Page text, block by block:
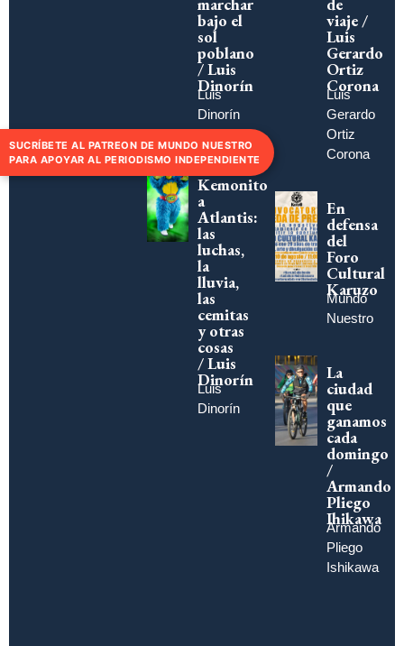
bajo el
sol
poblano
/ Luis
Dinorín
Luis
Dinorín
De
Kemonito
a
Atlantis:
las
luchas,
la
lluvia,
las
cemitas
y otras
cosas
/ Luis
Dinorín
Luis
Dinorín
viaje /
Luis
Gerardo
Ortiz
Corona
Luis
Gerardo
Ortiz
Corona
En
defensa
del
Foro
Cultural
Karuzo
Mundo
Nuestro
La
ciudad
que
ganamos
cada
domingo
/
Armando
Pliego
Ihikawa
Armando
Pliego
Ishikawa
SUCRÍBETE AL PATREON DE MUNDO NUESTRO
PARA APOYAR AL PERIODISMO INDEPENDIENTE